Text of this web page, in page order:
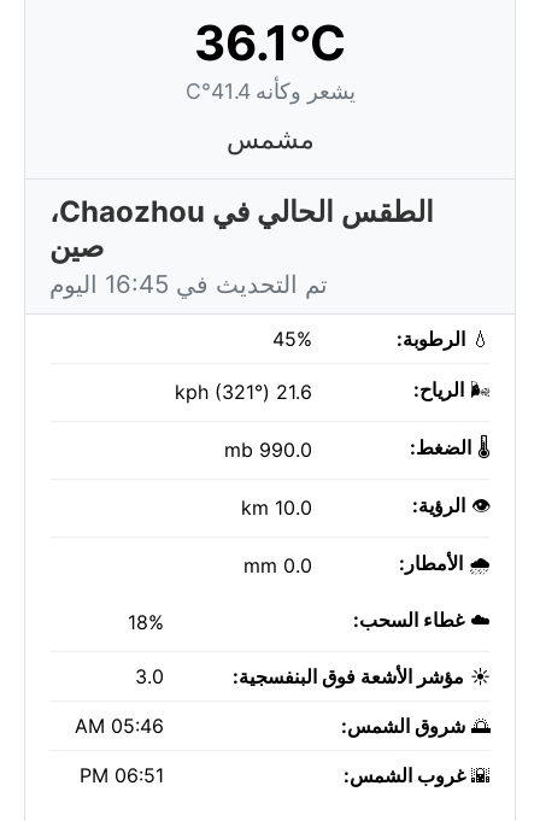
36.1°C
يشعر وكأنه 41.4°C
مشمس
الطقس الحالي في Chaozhou،
صين
تم التحديث في 16:45 اليوم
💧 الرطوبة: 45%
🌬️ الرياح: 21.6 kph (321°)
🌡️ الضغط: 990.0 mb
👁️ الرؤية: 10.0 km
🌧️ الأمطار: 0.0 mm
☁️غطاء السحب: 18%
☀️ مؤشر الأشعة فوق البنفسجية: 3.0
🌅 شروق الشمس: 05:46 AM
🌇غروب الشمس: 06:51 PM